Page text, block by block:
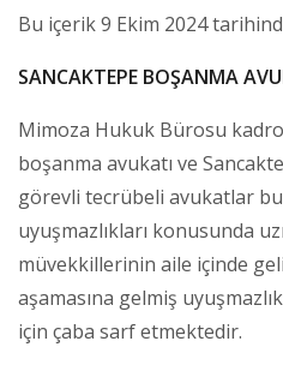
Bu içerik 9 Ekim 2024
SANCAKTEPE BOŞANMA
Mimoza Hukuk Bürosu
boşanma avukatı ve
görevli tecrübeli avukatlar
uyuşmazlıkları konusunda
müvekkillerinin aile içinde
aşamasına gelmiş
için çaba sarf etmektedir.